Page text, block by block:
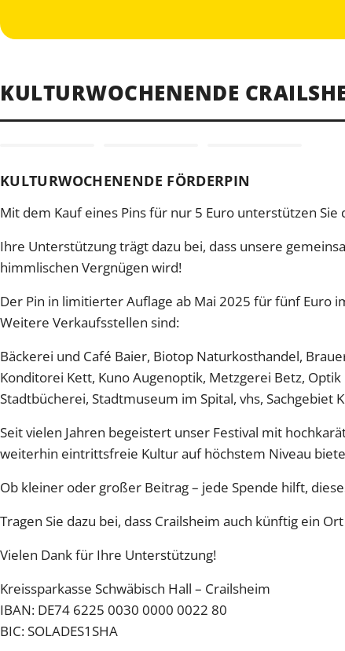
KULTURWOCHENENDE
KULTURWOCHENENDE FÖRDERPIN
Mit dem Kauf eines Pins für nur 5 Euro unterstützen
Ihre Unterstützung trägt dazu bei, dass unsere
himmlischen Vergnügen wird!
Der Pin in limitierter Auflage ab Mai 2025 für fünf Euro
Weitere Verkaufsstellen sind:
Bäckerei und Café Baier, Biotop Naturkosthandel,
Konditorei Kett, Kuno Augenoptik, Metzgerei Betz,
Stadtbücherei, Stadtmuseum im Spital, vhs, Sachgebiet
Seit vielen Jahren begeistert unser Festival mit
weiterhin eintrittsfreie Kultur auf höchstem Niveau
Ob kleiner oder großer Beitrag – jede Spende hilft,
Tragen Sie dazu bei, dass Crailsheim auch künftig ein
Vielen Dank für Ihre Unterstützung!
Kreissparkasse Schwäbisch Hall – Crailsheim
IBAN: DE74 6225 0030 0000 0022 80
BIC: SOLADES1SHA